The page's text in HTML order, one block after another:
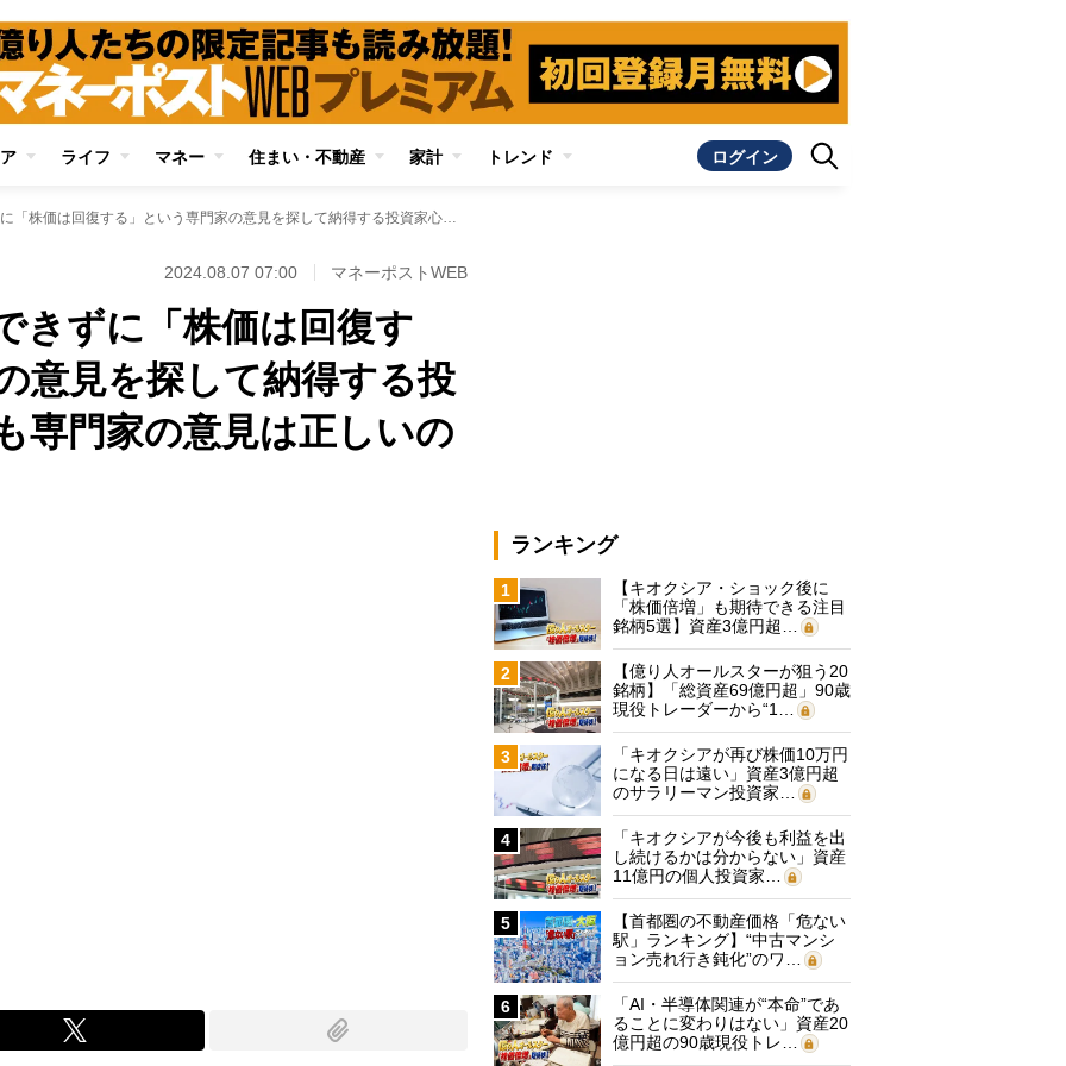
ライフ マネー 住まい・不動産 家計 トレンド ログイン
《暴落相場》何もできずに「株価は回復する」という専門家の意見を探して納得する投資家心理 そもそも専門家の意見は正しいのか
2024.08.07 07:00 マネーポストWEB
きずに「株価は回復す
意見を探して納得する投
門家の意見は正しいの
ランキング
1
【キオクシア・ショック後に
「株価倍増」も期待できる注目
銘柄5選】資産3億円超…
2
【億り人オールスターが狙う20
銘柄】「総資産69億円超」90歳
現役トレーダーから“1…
3
「キオクシアが再び株価10万円
になる日は遠い」資産3億円超
のサラリーマン投資家…
4
「キオクシアが今後も利益を出
し続けるかは分からない」資産
11億円の個人投資家…
5
【首都圏の不動産価格「危ない
駅」ランキング】“中古マンシ
ョン売れ行き鈍化”のワ…
6
「AI・半導体関連が“本命”であ
ることに変わりはない」資産20
億円超の90歳現役トレ…